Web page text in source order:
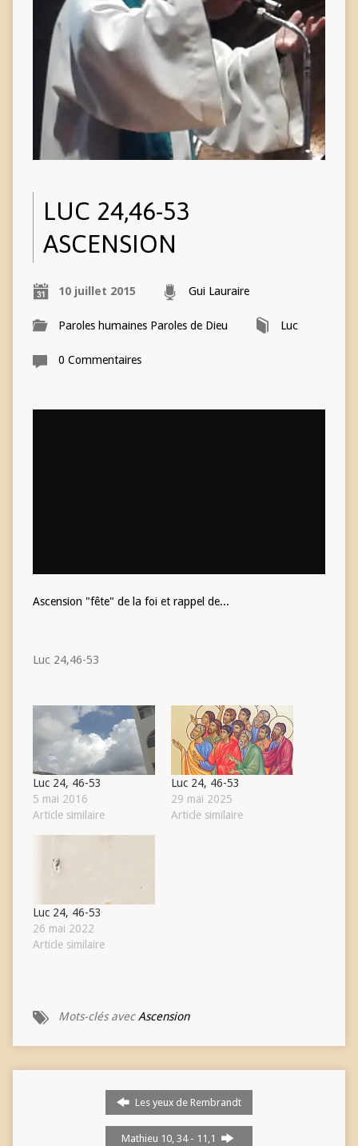
LUC 24,46-53
ASCENSION
10 juillet 2015 Gui Lauraire
Paroles humaines Paroles de Dieu Luc
0 Commentaires
Ascension "fête" de la foi et rappel de...
Luc 24,46-53
Luc 24, 46-53
5 mai 2016
Article similaire
Luc 24, 46-53
29 mai 2025
Article similaire
Luc 24, 46-53
26 mai 2022
Article similaire
Mots-clés avecAscension
Les yeux de Rembrandt
Mathieu 10, 34 - 11,1